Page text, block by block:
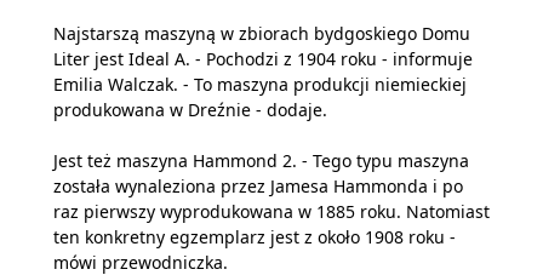
Najstarszą maszyną w zbiorach bydgoskiego Domu
Liter jest Ideal A. - Pochodzi z 1904 roku - informuje
Emilia Walczak. - To maszyna produkcji niemieckiej
produkowana w Dreźnie - dodaje.
Jest też maszyna Hammond 2. - Tego typu maszyna
została wynaleziona przez Jamesa Hammonda i po
raz pierwszy wyprodukowana w 1885 roku. Natomiast
ten konkretny egzemplarz jest z około 1908 roku -
mówi przewodniczka.